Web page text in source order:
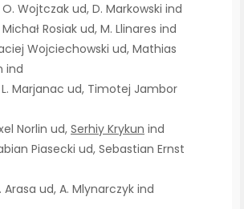
O. Wojtczak ud, D. Markowski ind
Michał Rosiak ud, M. Llinares ind
Wojciechowski ud, Mathias
ind
L. Marjanac ud, Timotej Jambor
Norlin ud, Serhiy Krykun ind
Piasecki ud, Sebastian Ernst
Arasa ud, A. Mlynarczyk ind